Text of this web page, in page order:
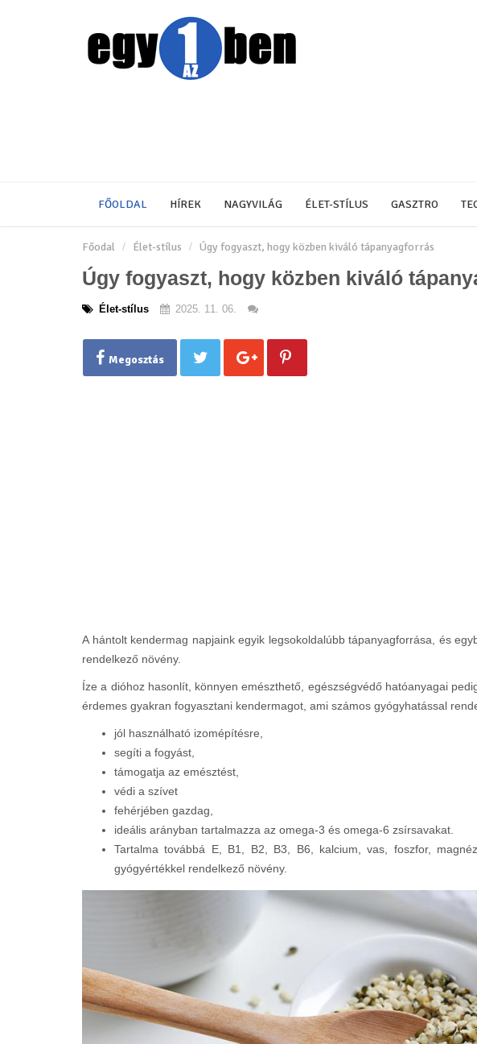
FŐOLDAL HÍREK NAGYVILÁG ÉLET-STÍLUS GASZTRO
Főodal Élet-stílus Úgy fogyaszt, hogy közben kiváló tápanyagforrás
Úgy fogyaszt, hogy közben kiváló
Élet-stílus 2025. 11. 06.
Megosztás
A hántolt kendermag napjaink egyik legsokoldalúbb tápanyagforrása, és
rendelkező növény.
Íze a dióhoz hasonlít, könnyen emészthető, egészségvédő hatóanyagai
érdemes gyakran fogyasztani kendermagot, ami számos gyógyhatással
jól használható izomépítésre,
segíti a fogyást,
támogatja az emésztést,
védi a szívet
fehérjében gazdag,
ideális arányban tartalmazza az omega-3 és omega-6 zsírsavakat.
Tartalma továbbá E, B1, B2, B3, B6, kalcium, vas, foszfor,
gyógyértékkel rendelkező növény.